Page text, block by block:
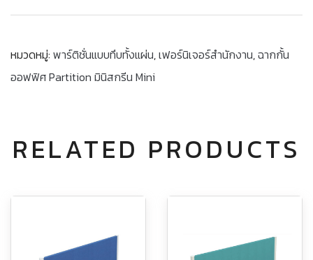
หมวดหมู่: พาร์ติชั่นแบบทึบทั้งแผ่น,เฟอร์นิเจอร์สำนักงาน,ฉากกั้น
ออฟฟิศ Partition มินิสกรีน Mini
RELATED PRODUCTS